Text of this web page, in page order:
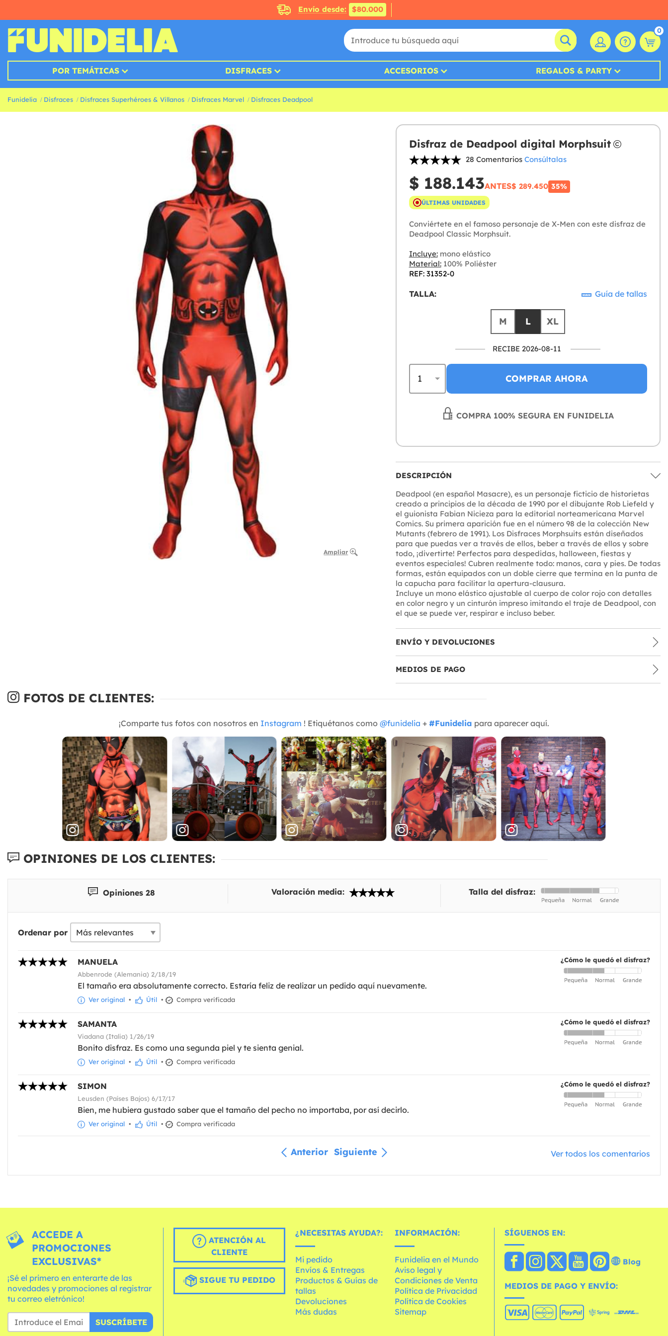
Envío desde: $80.000
0
POR TEMÁTICAS DISFRACES ACCESORIOS REGALOS & PARTY
Funidelia Disfraces Disfraces Superhéroes & Villanos Disfraces Marvel Disfraces Deadpool
Ampliar
Disfraz de Deadpool digital Morphsuit
28 Comentarios Consúltalas
$ 188.143ANTES$ 289.450 35%
ÚLTIMAS UNIDADES
Conviértete en el famoso personaje de X-Men con este disfraz de
Deadpool Classic Morphsuit.
Incluye:mono elástico
Material:100% Poliéster
REF: 31352-0
TALLA: Guía de tallas
M L XL
RECIBE 2026-08-11
COMPRAR AHORA
COMPRA 100% SEGURA EN FUNIDELIA
DESCRIPCIÓN
Deadpool (en español Masacre), es un personaje ficticio de historietas
creado a principios de la década de 1990 por el dibujante Rob Liefeld y
el guionista Fabian Nicieza para la editorial norteamericana Marvel
Comics. Su primera aparición fue en el número 98 de la colección New
Mutants (febrero de 1991). Los Disfraces Morphsuits están diseñados
para que puedas ver a través de ellos, beber a través de ellos y sobre
todo, ¡divertirte! Perfectos para despedidas, halloween, fiestas y
eventos especiales! Cubren realmente todo: manos, cara y pies. De todas
formas, están equipados con un doble cierre que termina en la punta de
la capucha para facilitar la apertura-clausura.
Incluye un mono elástico ajustable al cuerpo de color rojo con detalles
en color negro y un cinturón impreso imitando el traje de Deadpool, con
el que se puede ver, respirar e incluso beber.
ENVÍO Y DEVOLUCIONES
MEDIOS DE PAGO
FOTOS DE CLIENTES:
¡Comparte tus fotos con nosotros en Instagram ! Etiquétanos como @funidelia + #Funidelia para aparecer aquí.
OPINIONES DE LOS CLIENTES:
Opiniones 28 Valoración media: Talla del disfraz:
Ordenar por
¿Cómo le quedó el disfraz?
MANUELA
Abbenrode (Alemania) 2/18/19
El tamaño era absolutamente correcto. Estaría feliz de realizar un pedido aquí nuevamente.
Ver original • Útil • Compra verificada
¿Cómo le quedó el disfraz?
SAMANTA
Viadana (Italia) 1/26/19
Bonito disfraz. Es como una segunda piel y te sienta genial.
Ver original • Útil • Compra verificada
¿Cómo le quedó el disfraz?
SIMON
Leusden (Países Bajos) 6/17/17
Bien, me hubiera gustado saber que el tamaño del pecho no importaba, por así decirlo.
Ver original • Útil • Compra verificada
Anterior Siguiente Ver todos los comentarios
ACCEDE A
PROMOCIONES
EXCLUSIVAS*
¡Sé el primero en enterarte de las
novedades y promociones al registrar
tu correo eletrónico!
SUSCRÍBETE
ATENCIÓN AL
CLIENTE
SIGUE TU PEDIDO
¿NECESITAS AYUDA?:
Mi pedido
Envíos & Entregas
Productos & Guías de
tallas
Devoluciones
Más dudas
INFORMACIÓN:
Funidelia en el Mundo
Aviso legal y
Condiciones de Venta
Política de Privacidad
Política de Cookies
Sitemap
SÍGUENOS EN:
Blog
MEDIOS DE PAGO Y ENVÍO: